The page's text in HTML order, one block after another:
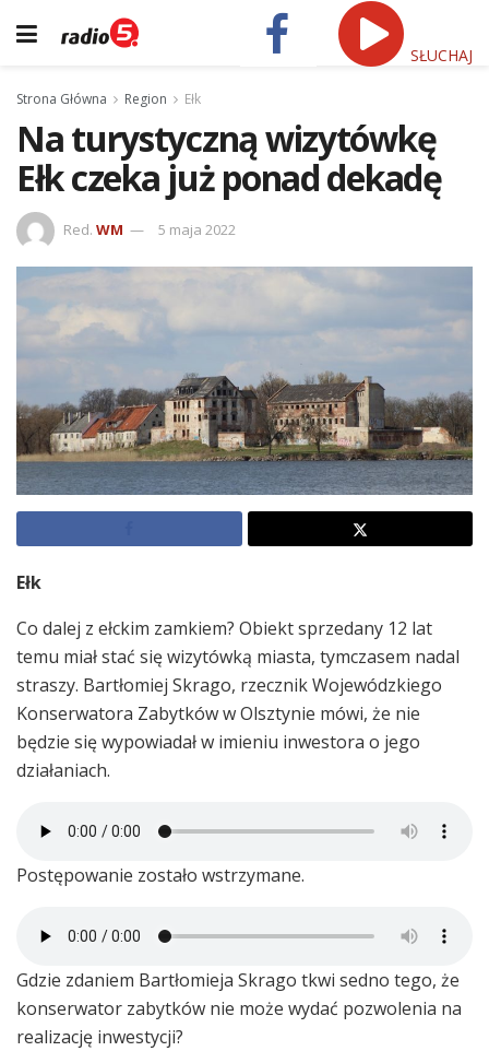
SŁUCHAJ
Strona Główna Region Ełk
Na turystyczną wizytówkę
Ełk czeka już ponad dekadę
Red. WM 5 maja 2022
Ełk
Co dalej z ełckim zamkiem? Obiekt sprzedany 12 lat
temu miał stać się wizytówką miasta, tymczasem nadal
straszy. Bartłomiej Skrago, rzecznik Wojewódzkiego
Konserwatora Zabytków w Olsztynie mówi, że nie
będzie się wypowiadał w imieniu inwestora o jego
działaniach.
Postępowanie zostało wstrzymane.
Gdzie zdaniem Bartłomieja Skrago tkwi sedno tego, że
konserwator zabytków nie może wydać pozwolenia na
realizację inwestycji?